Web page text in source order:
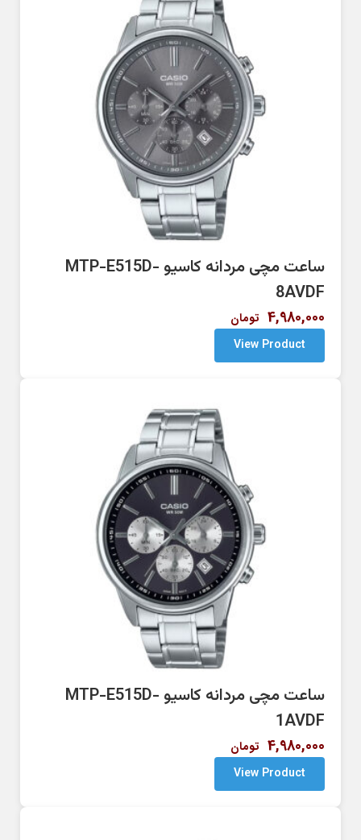
ساعت مچی مردانه کاسیو MTP-E515D-
8AVDF
4,980,000 تومان
View Product
ساعت مچی مردانه کاسیو MTP-E515D-
1AVDF
4,980,000 تومان
View Product